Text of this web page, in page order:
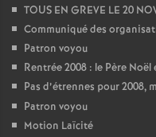
TOUS EN GREVE LE 20
Communiqué des
Patron voyou
Rentrée 2008 : le Père
Pas d’étrennes pour 2008,
Patron voyou
Motion Laïcité